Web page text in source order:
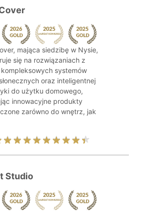
mająca siedzibę w Nysie,
się na rozwiązaniach z
systemów
oraz inteligentnej
do użytku domowego,
innowacyjne produkty
zarówno do wnętrz, jak
Studio